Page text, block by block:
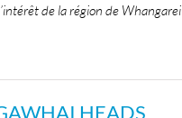
de la région de Whangarei
HEADS